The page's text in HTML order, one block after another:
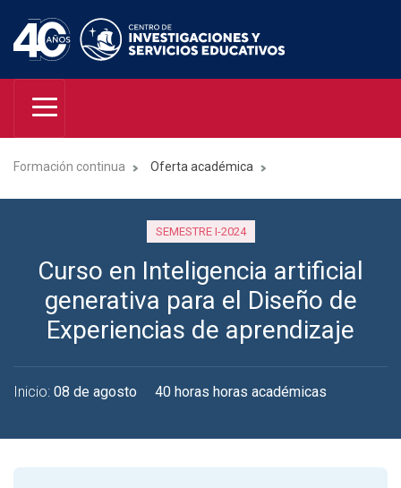
Formación continua Oferta académica
SEMESTRE I-2024
Curso en Inteligencia artificial
generativa para el Diseño de
Experiencias de aprendizaje
Inicio: 08 de agosto 40 horas horas académicas